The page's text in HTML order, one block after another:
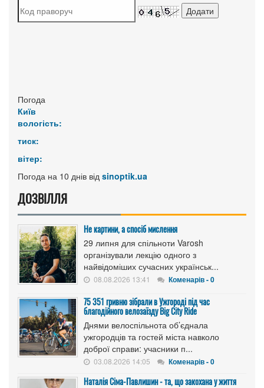
Погода
Київ
вологість:
тиск:
вітер:
Погода на 10 днів від sinoptik.ua
ДОЗВІЛЛЯ
Не картини, а спосіб мислення
29 липня для спільноти Varosh
організували лекцію одного з
найвідоміших сучасних українськ...
08.08.2026 13:41 Коменарів - 0
75 351 гривню зібрали в Ужгороді під час
благодійного велозаїзду Big Сity Ride
Днями велоспільнота об’єднала
ужгородців та гостей міста навколо
доброї справи: учасники п...
03.08.2026 14:05 Коменарів - 0
Наталія Сіма-Павлишин - та, що закохана у життя